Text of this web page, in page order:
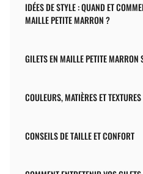
IDÉES DE STYLE : QUAND ET
MAILLE PETITE MARRON ?
GILETS EN MAILLE PETITE MARRON
COULEURS, MATIÈRES ET TEXTURES
CONSEILS DE TAILLE ET CONFORT